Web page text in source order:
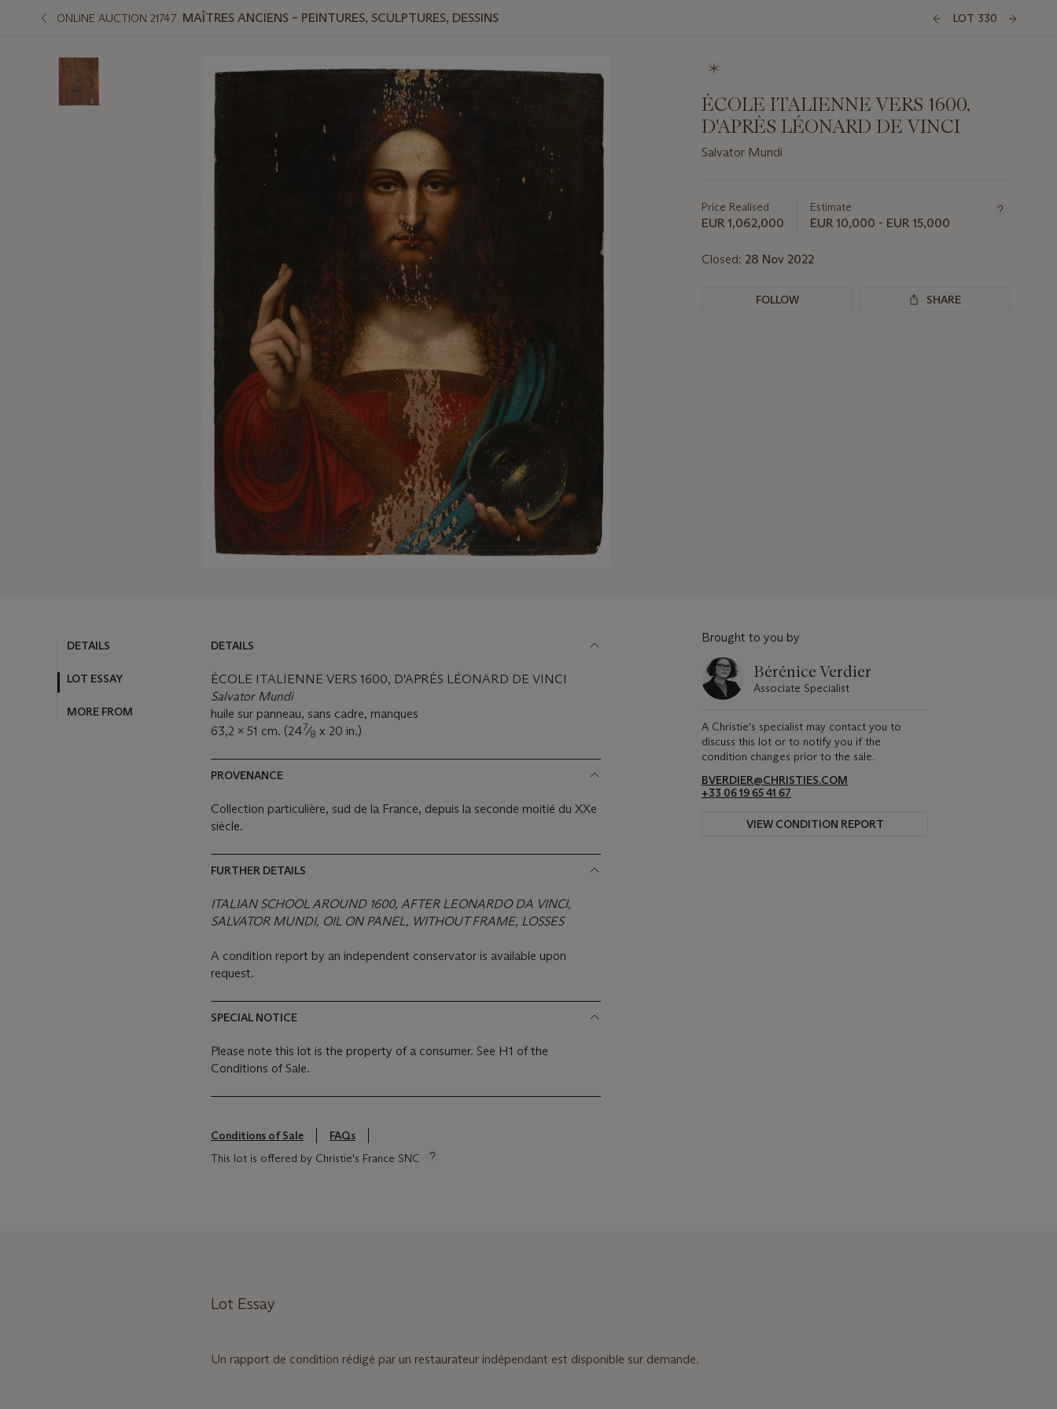
ONLINE AUCTION 21747 MAÎTRES ANCIENS – PEINTURES, SCULPTURES, DESSINS LOT 330
ÉCOLE ITALIENNE VERS 1600,
D'APRÈS LÉONARD DE VINCI
Salvator Mundi
about
this
Price Realised
EUR 1,062,000
Estimate
EUR 10,000 - EUR 15,000
Closed: 28 Nov 2022
FOLLOW SHARE
DETAILS
LOT ESSAY
MORE FROM
DETAILS
ÉCOLE ITALIENNE VERS 1600, D'APRÈS LÉONARD DE VINCI
Salvator Mundi
huile sur panneau, sans cadre, manques
63,2 x 51 cm. (247⁄8 x 20 in.)
PROVENANCE
Collection particulière, sud de la France, depuis la seconde moitié du XXe
siècle.
FURTHER DETAILS
ITALIAN SCHOOL AROUND 1600, AFTER LEONARDO DA VINCI,
SALVATOR MUNDI, OIL ON PANEL, WITHOUT FRAME, LOSSES
A condition report by an independent conservator is available upon
request.
SPECIAL NOTICE
Please note this lot is the property of a consumer. See H1 of the
Conditions of Sale.
Conditions of Sale
FAQs
This lot is offered by Christie's France SNC
Brought to you by
Bérénice Verdier
Associate Specialist
A Christie's specialist may contact you to
discuss this lot or to notify you if the
condition changes prior to the sale.
BVERDIER@CHRISTIES.COM
+33 06 19 65 41 67
VIEW CONDITION REPORT
Lot Essay
Un rapport de condition rédigé par un restaurateur indépendant est disponible sur demande.